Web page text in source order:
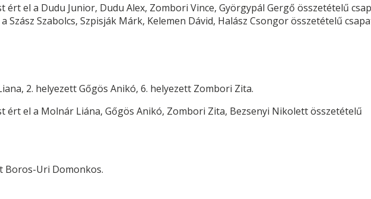
ért el a Dudu Junior, Dudu Alex, Zombori Vince, Györgypál Gergő összetételű
Szász Szabolcs, Szpisják Márk, Kelemen Dávid, Halász Csongor összetételű
2. helyezett Gőgös Anikó, 6. helyezett Zombori Zita.
ért el a Molnár Liána, Gőgös Anikó, Zombori Zita, Bezsenyi Nikolett összetételű
Boros-Uri Domonkos.